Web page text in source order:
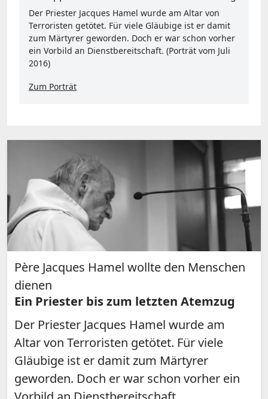
Der Priester Jacques Hamel wurde am Altar von
Terroristen getötet. Für viele Gläubige ist er damit
zum Märtyrer geworden. Doch er war schon vorher
ein Vorbild an Dienstbereitschaft. (Porträt vom Juli
2016)
Zum Porträt
Père Jacques Hamel wollte den Menschen
dienen
Ein Priester bis zum letzten Atemzug
Der Priester Jacques Hamel wurde am
Altar von Terroristen getötet. Für viele
Gläubige ist er damit zum Märtyrer
geworden. Doch er war schon vorher ein